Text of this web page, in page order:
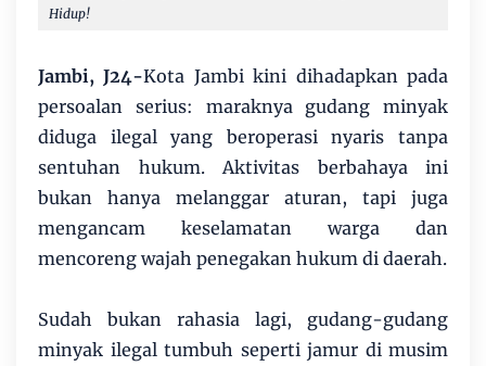
Hidup!
Jambi, J24-Kota Jambi kini dihadapkan pada
persoalan serius: maraknya gudang minyak
diduga ilegal yang beroperasi nyaris tanpa
sentuhan hukum. Aktivitas berbahaya ini
bukan hanya melanggar aturan, tapi juga
mengancam keselamatan warga dan
mencoreng wajah penegakan hukum di daerah.
Sudah bukan rahasia lagi, gudang-gudang
minyak ilegal tumbuh seperti jamur di musim